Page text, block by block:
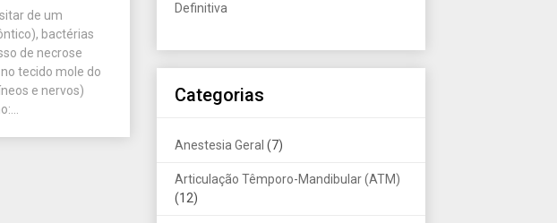
de um
bactérias
de necrose
tecido mole do
e nervos)
Definitiva
Categorias
Anestesia Geral (7)
Articulação Têmporo-Mandibular (ATM)
(12)